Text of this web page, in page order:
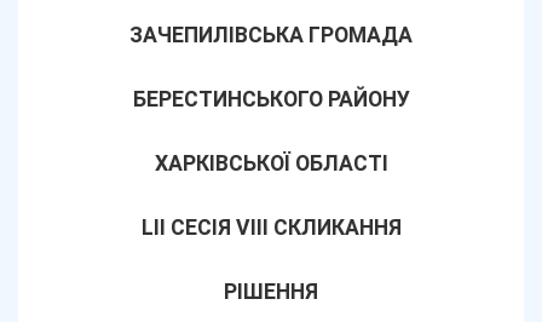
ЗАЧЕПИЛІВСЬКА ГРОМАДА
БЕРЕСТИНСЬКОГО РАЙОНУ
ХАРКІВСЬКОЇ ОБЛАСТІ
LІІ СЕСІЯ VIII СКЛИКАННЯ
РІШЕННЯ